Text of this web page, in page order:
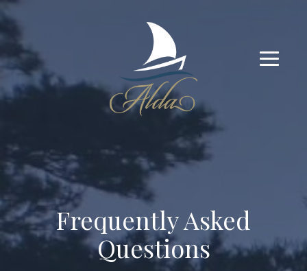
Frequently Asked
Questions